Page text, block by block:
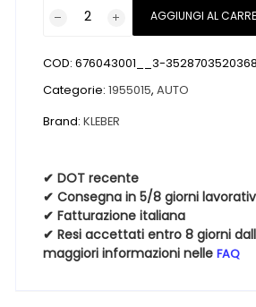
DYNAXER
HP4
82V
quantità
AGGIUNGI AL
COD:676043001__3-3528703520368
Categorie:1955015,AUTO
Brand:KLEBER
✔ DOT recente
✔ Consegna in 5/8 giorni
✔ Fatturazione italiana
✔ Resi accettati entro 8 giorni
maggiori informazioni nelleFAQ